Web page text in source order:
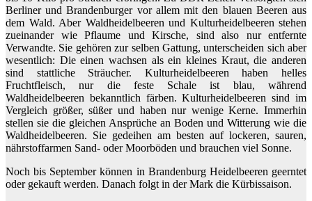
Berliner und Brandenburger vor allem mit den blauen Beeren aus
dem Wald. Aber Waldheidelbeeren und Kulturheidelbeeren stehen
zueinander wie Pflaume und Kirsche, sind also nur entfernte
Verwandte. Sie gehören zur selben Gattung, unterscheiden sich aber
wesentlich: Die einen wachsen als ein kleines Kraut, die anderen
sind stattliche Sträucher. Kulturheidelbeeren haben helles
Fruchtfleisch, nur die feste Schale ist blau, während
Waldheidelbeeren bekanntlich färben. Kulturheidelbeeren sind im
Vergleich größer, süßer und haben nur wenige Kerne. Immerhin
stellen sie die gleichen Ansprüche an Boden und Witterung wie die
Waldheidelbeeren. Sie gedeihen am besten auf lockeren, sauren,
nährstoffarmen Sand- oder Moorböden und brauchen viel Sonne.
Noch bis September können in Brandenburg Heidelbeeren geerntet
oder gekauft werden. Danach folgt in der Mark die Kürbissaison.